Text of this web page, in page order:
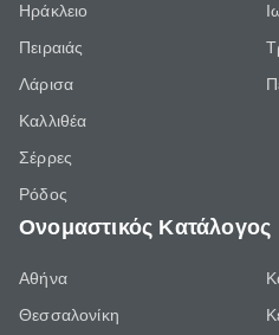
Ηράκλειο
Πειραιάς
Λάρισα
Καλλιθέα
Σέρρες
Ρόδος
Ονομαστικός Κατάλογος
Αθήνα
Θεσσαλονίκη